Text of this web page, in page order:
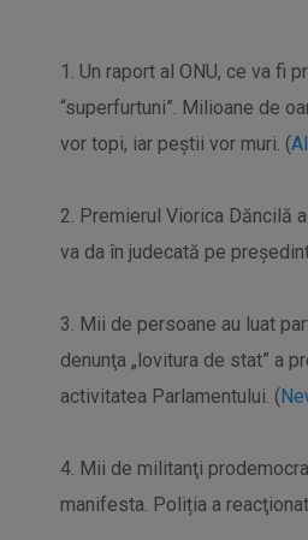
1. Un raport al ONU, ce va fi
“superfurtuni”. Milioane de
vor topi, iar peștii vor muri. (
2. Premierul Viorica Dăncilă
va da în judecată pe
3. Mii de persoane au luat
denunţa „lovitura de stat” a
activitatea Parlamentului. (
4. Mii de militanţi
manifesta. Poliția a